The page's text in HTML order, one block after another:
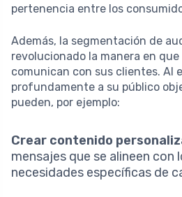
pertenencia entre los
Además, la segmentación de
revolucionado la manera en que
comunican con sus clientes. Al
profundamente a su público
pueden, por ejemplo:
Crear contenido
mensajes que se alineen con
necesidades específicas de